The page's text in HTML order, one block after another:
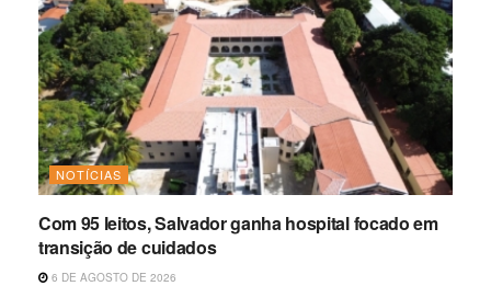
NOTÍCIAS
Com 95 leitos, Salvador ganha hospital focado em
transição de cuidados
6 DE AGOSTO DE 2026